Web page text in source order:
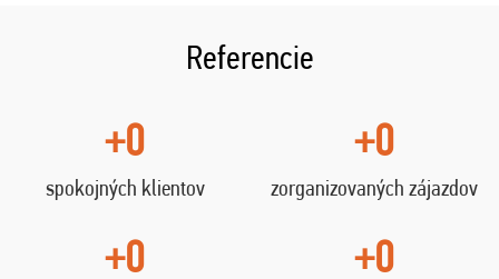
Referencie
+0
spokojných klientov
+0
zorganizovaných zájazdov
+0 +0